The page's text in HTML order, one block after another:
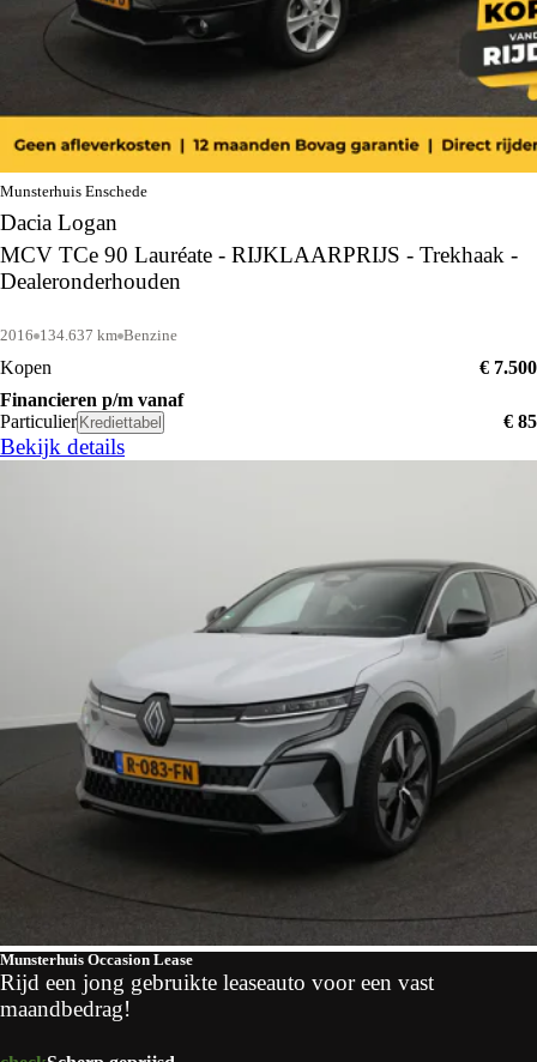
Munsterhuis Enschede
Dacia Logan
MCV TCe 90 Lauréate - RIJKLAARPRIJS - Trekhaak -
Dealeronderhouden
2016 134.637 km Benzine
Kopen
€ 7.500
Financieren p/m vanaf
Particulier Krediettabel € 85
Bekijk details
Munsterhuis Occasion Lease
Rijd een jong gebruikte leaseauto voor een vast
maandbedrag!